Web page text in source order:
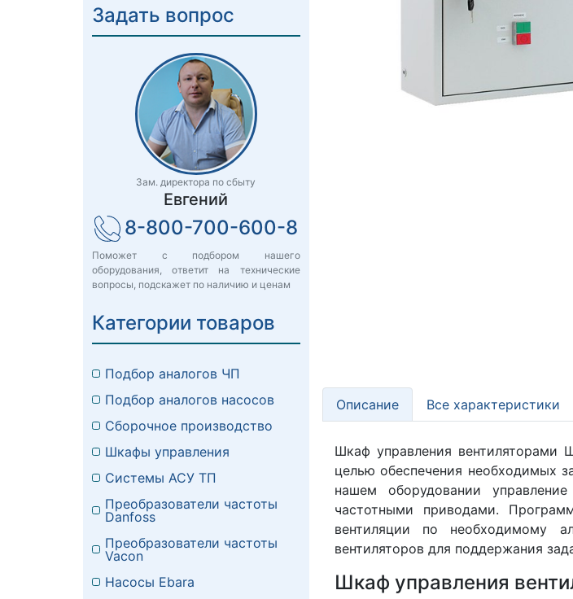
Описание Все характеристики
Шкаф управления вентиляторами
целью обеспечения необходимых
нашем оборудовании
частотными приводами.
вентиляции по необходимому
вентиляторов для поддержания
Шкаф управления
Задать вопрос
Зам. директора по сбыту
Евгений
8-800-700-600-8
Поможет с подбором нашего
оборудования, ответит на технические
вопросы, подскажет по наличию и ценам
Категории товаров
Подбор аналогов ЧП
Подбор аналогов насосов
Сборочное производство
Шкафы управления
Системы АСУ ТП
Преобразователи частоты
Danfoss
Преобразователи частоты
Vacon
Насосы Ebara